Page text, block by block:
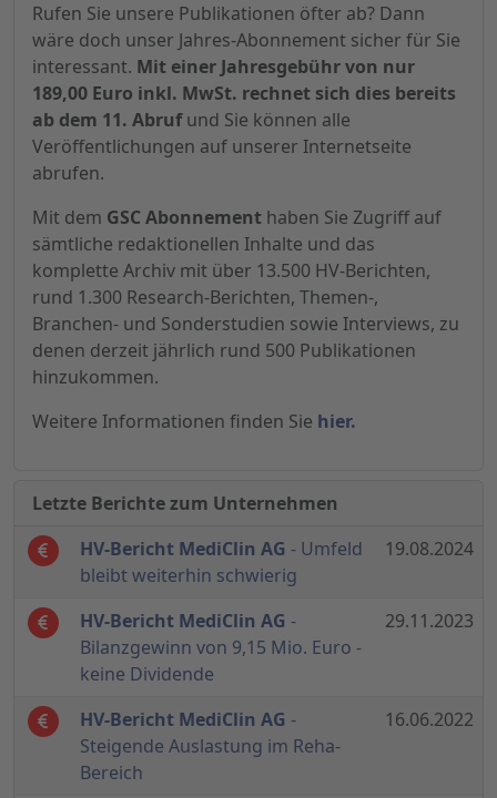
Rufen Sie unsere Publikationen öfter ab? Dann
wäre doch unser Jahres-Abonnement sicher für Sie
interessant. Mit einer Jahresgebühr von nur
189,00 Euro inkl. MwSt. rechnet sich dies bereits
ab dem 11. Abrufund Sie können alle
Veröffentlichungen auf unserer Internetseite
abrufen.
Mit dem GSC Abonnement haben Sie Zugriff auf
sämtliche redaktionellen Inhalte und das
komplette Archiv mit über 13.500 HV-Berichten,
rund 1.300 Research-Berichten, Themen-,
Branchen- und Sonderstudien sowie Interviews, zu
denen derzeit jährlich rund 500 Publikationen
hinzukommen.
Weitere Informationen finden Sie hier.
Letzte Berichte zum Unternehmen
HV-Bericht MediClin AG - Umfeld
bleibt weiterhin schwierig
19.08.2024
HV-Bericht MediClin AG -
Bilanzgewinn von 9,15 Mio. Euro -
keine Dividende
29.11.2023
HV-Bericht MediClin AG -
Steigende Auslastung im Reha-
Bereich
16.06.2022